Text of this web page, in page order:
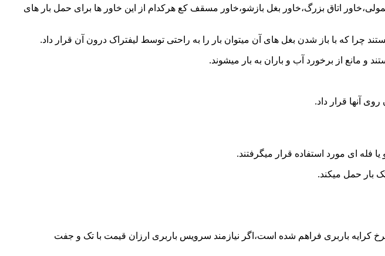
اتاق بزرگ،خاور بغل بازشو،خاور مسقف کع هرکدام از این خاور ها برای حمل بار های
چرا که با باز شدن بغل های آن میتوان بار را به راحتی توسط لیفتراک درون آن قرار داد.
مانع از برخورد آب و باران به بار میشوند.
ای مورد استفاده قرار میگرفتند.
کرایه باربری فراهم شده است،اگر نیازمند سرویس باربری ارزان قیمت با تک و جفت